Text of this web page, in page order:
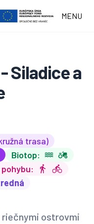
MENU
Siladice a
trasa)
Biotop:
riečnymi ostrovmi